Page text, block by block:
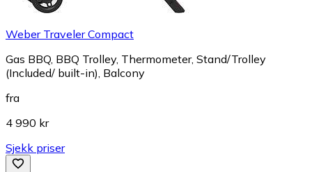
Weber Traveler Compact
Gas BBQ, BBQ Trolley, Thermometer, Stand/Trolley
(Included/ built-in), Balcony
fra
4 990 kr
Sjekk priser